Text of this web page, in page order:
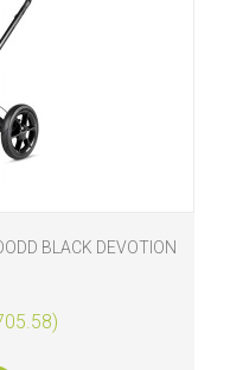
BLACK DEVOTION